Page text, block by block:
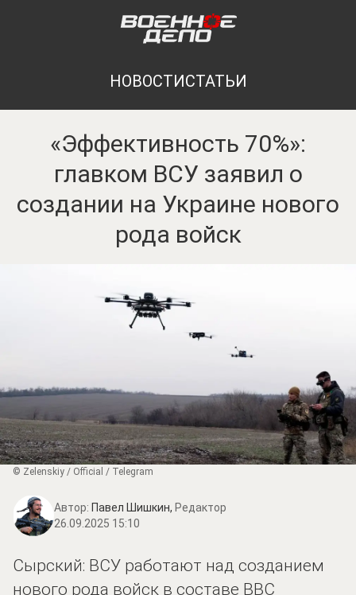
НОВОСТИСТАТЬИ
«Эффективность 70%»:
главком ВСУ заявил о
создании на Украине нового
рода войск
© Zеlеnskiу / Оfficiаl / Telegram
Автор: Павел Шишкин, Редактор
26.09.2025 15:10
Сырский: ВСУ работают над созданием
нового рода войск в составе ВВС